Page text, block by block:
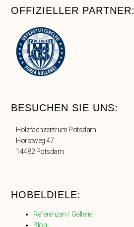
OFFIZIELLER PARTNER:
BESUCHEN SIE UNS:
Holzfachzentrum Potsdam
Horstweg 47
14482 Potsdam
HOBELDIELE:
Referenzen / Gallerie
Blog